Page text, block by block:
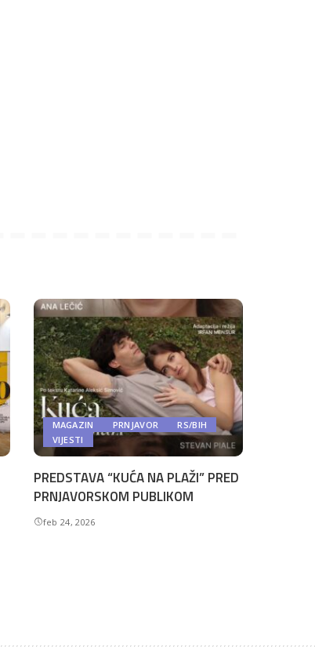
MAGAZIN PRNJAVOR
RS/BIH
VIJESTI
PREDSTAVA “KUĆA NA PLAŽI” PRED
PRNJAVORSKOM PUBLIKOM
feb 24, 2026